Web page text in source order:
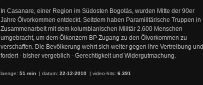
In Casanare, einer Region im Südosten Bogotás, wurden Mitte der 90er
Jahre Ölvorkommen entdeckt. Seitdem haben Paramilitärische Truppen in
Zusammenarbeit mit dem kolumbianischen Militär 2.600 Menschen
umgebracht, um dem Ölkonzern BP Zugang zu den Ölvorkommen zu
verschaffen. Die Bevölkerung wehrt sich weiter gegen ihre Vertreibung und
fordert - bisher vergeblich - Gerechtigkeit und Widergutmachung.
laenge: 51 min | datum: 22-12-2010 | video-hits: 6.391